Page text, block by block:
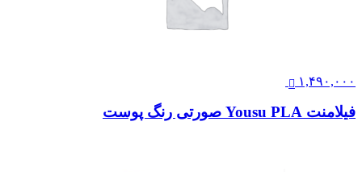
۱,۴۹۰,۰۰۰
فیلامنت Yousu PLA صورتی رنگ پوست